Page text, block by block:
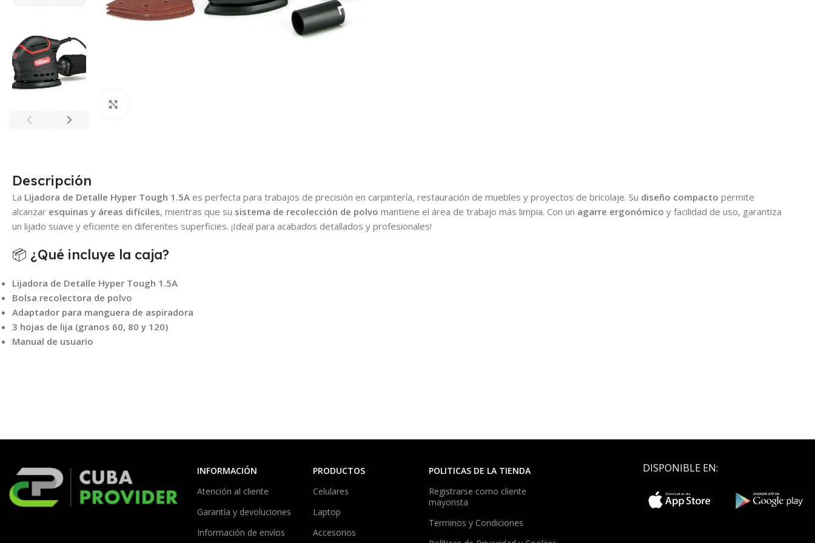
Descripción
La Lijadora de Detalle Hyper Tough 1.5A es perfecta para trabajos de precisión en carpintería, restauración de muebles y proyectos de bricolaje. Su diseño compacto permite
alcanzar esquinas y áreas difíciles, mientras que su sistema de recolección de polvo mantiene el área de trabajo más limpia. Con un agarre ergonómico y facilidad de uso, garantiza
un lijado suave y eficiente en diferentes superficies. ¡Ideal para acabados detallados y profesionales!
📦 ¿Qué incluye la caja?
Lijadora de Detalle Hyper Tough 1.5A
Bolsa recolectora de polvo
Adaptador para manguera de aspiradora
3 hojas de lija (granos 60, 80 y 120)
Manual de usuario
INFORMACIÓN
Atención al cliente
Garantía y devoluciones
Información de envíos
PRODUCTOS
Celulares
Laptop
Accesorios
POLITICAS DE LA TIENDA
Registrarse como cliente
mayorista
Terminos y Condiciones
DISPONIBLE EN: